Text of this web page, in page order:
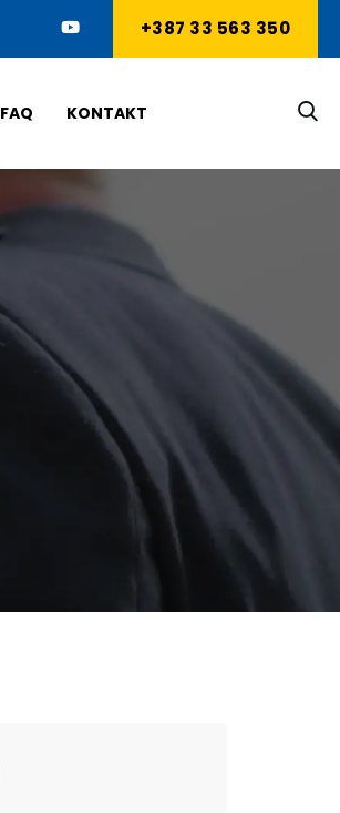
+387 33 563 350
FAQ KONTAKT